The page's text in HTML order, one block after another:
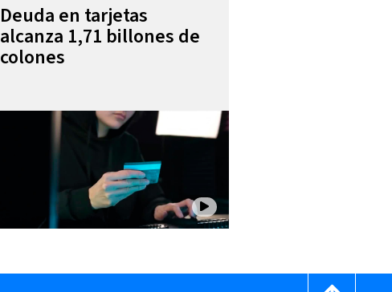
Deuda en tarjetas
alcanza 1,71 billones de
colones